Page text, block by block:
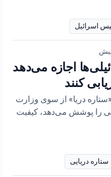
اسرائیل
اجازه می‌دهد
کنند
دريا» از سوی وزارت
را پوشش می‌دهد، کيفيت
ستاره دریایی